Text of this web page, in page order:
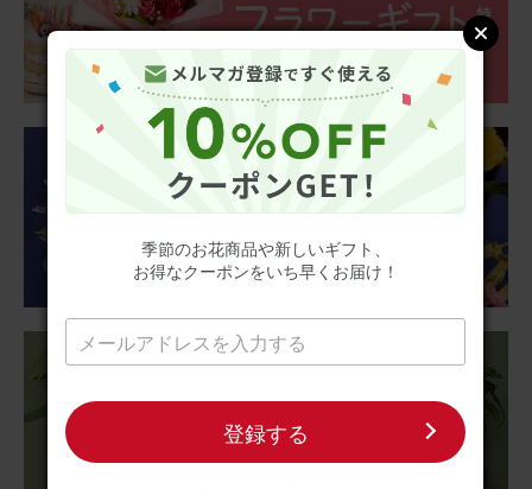
季節のお花商品や新しいギフト、
お得なクーポンをいち早くお届け！
登録する